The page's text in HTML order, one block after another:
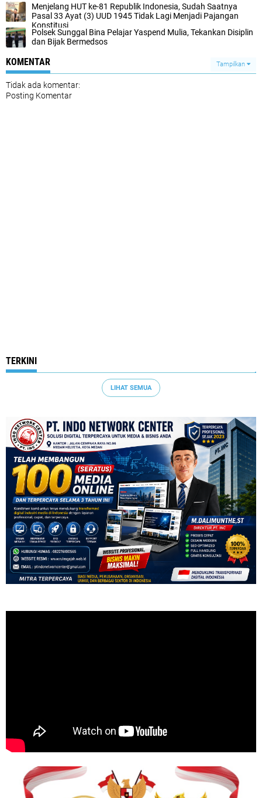
Menjelang HUT ke-81 Republik Indonesia, Sudah Saatnya
Pasal 33 Ayat (3) UUD 1945 Tidak Lagi Menjadi Pajangan
Konstitusi
Polsek Sunggal Bina Pelajar Yaspend Mulia, Tekankan Disiplin
dan Bijak Bermedsos
KOMENTAR Tampilkan
Tidak ada komentar:
Posting Komentar
TERKINI
LIHAT SEMUA